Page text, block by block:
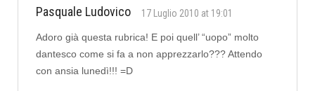
Pasquale Ludovico 17 Luglio 2010 at 19:01
Adoro già questa rubrica! E poi quell’ “uopo” molto
dantesco come si fa a non apprezzarlo??? Attendo
con ansia lunedì!!! =D